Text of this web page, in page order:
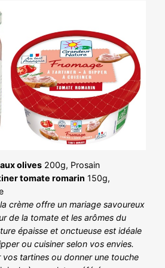
olives 200g, Prosain
tomate romarin 150g,
crème offre un mariage savoureux
de la tomate et les arômes du
épaisse et onctueuse est idéale
ou cuisiner selon vos envies.
tartines ou donner une touche